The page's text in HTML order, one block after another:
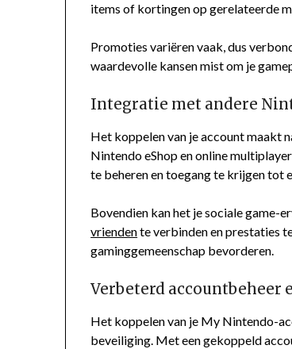
items of kortingen op gerelateerde
Promoties variëren vaak, dus
waardevolle kansen mist om je
Integratie met andere
Het koppelen van je account maakt
Nintendo eShop en online
te beheren en toegang te krijgen tot
Bovendien kan het je sociale game-
vriendente verbinden en prestaties
gaminggemeenschap bevorderen.
Verbeterd accountbeheer
Het koppelen van je My Nintendo-
beveiliging. Met een gekoppeld